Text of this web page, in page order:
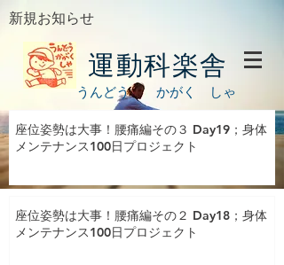
新規お知らせ
運動科楽舎
うんどう かがく しゃ
座位姿勢は大事！腰痛編その３ Day19；身体
メンテナンス100日プロジェクト
座位姿勢は大事！腰痛編その２ Day18；身体
メンテナンス100日プロジェクト